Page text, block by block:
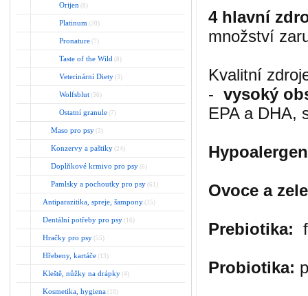
Orijen (8)
Platinum (20)
Pronature (7)
Taste of the Wild (8)
Veterinární Diety (3)
Wolfsblut (36)
Ostatní granule (7)
Maso pro psy (3)
Konzervy a paštiky (24)
Doplňkové krmivo pro psy (6)
Pamlsky a pochoutky pro psy (61)
Antiparazitika, spreje, šampony (35)
Dentální potřeby pro psy (16)
Hračky pro psy (55)
Hřebeny, kartáče (13)
Kleště, nůžky na drápky (4)
Kosmetika, hygiena (10)
4 hlavní
množství
Kvalitní
- vysoký
EPA a DHA,
Ovoce a
Prebiotika:
Probiotika: